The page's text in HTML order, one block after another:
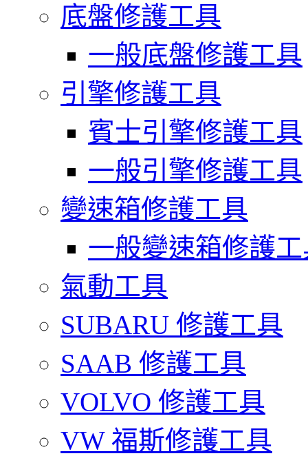
底盤修護工具
一般底盤修護工具
引擎修護工具
賓士引擎修護工具
一般引擎修護工具
變速箱修護工具
一般變速箱修護
氣動工具
SUBARU 修護工具
SAAB 修護工具
VOLVO 修護工具
VW 福斯修護工具